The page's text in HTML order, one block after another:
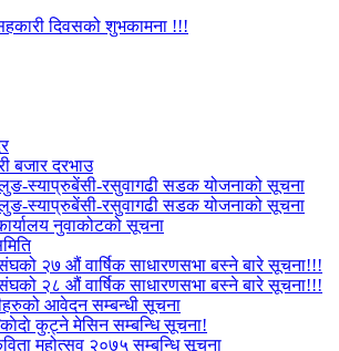
दिवसको शुभकामना !!!
बजार दरभाउ
स्याप्रुबेंसी-रसुवागढी सडक योजनाको सूचना
स्याप्रुबेंसी-रसुवागढी सडक योजनाको सूचना
नुवाकोटको सूचना
२७ औं वार्षिक साधारणसभा बस्ने बारे सूचना!!!
२८ औं वार्षिक साधारणसभा बस्ने बारे सूचना!!!
आवेदन सम्बन्धी सूचना
कुट्ने मेसिन सम्बन्धि सूचना!
महोत्सव २०७५ सम्बन्धि सूचना